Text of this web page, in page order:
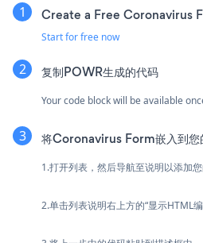
Create a Free Coronavirus
Start for free now
复制POWR生成的代码
Your code block will be available
将Coronavirus Form嵌入到您
1.打开列表，然后导航至说明以添加
2.单击列表说明右上方的“显示HTML编